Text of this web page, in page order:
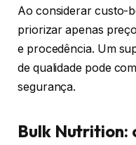
Ao considerar custo-
priorizar apenas
e procedência. Um
de qualidade pode
segurança.
Bulk Nutrition: